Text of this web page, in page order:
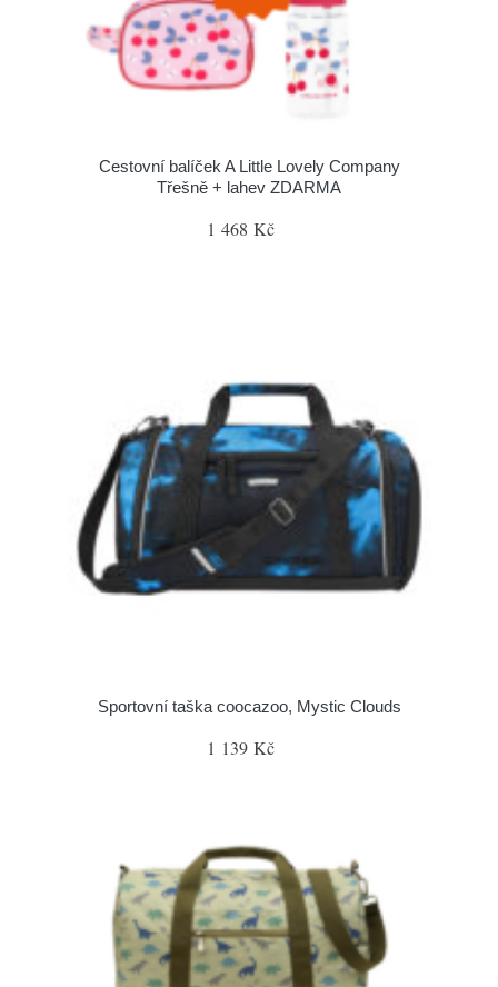
Cestovní balíček A Little Lovely Company
Třešně + lahev ZDARMA
1 468 Kč
Sportovní taška coocazoo, Mystic Clouds
1 139 Kč